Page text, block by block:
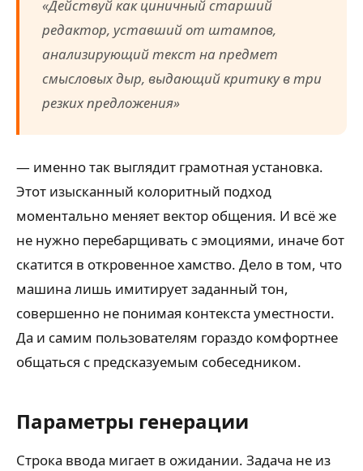
«Действуй как циничный старший
редактор, уставший от штампов,
анализирующий текст на предмет
смысловых дыр, выдающий критику в три
резких предложения»
— именно так выглядит грамотная установка.
Этот изысканный колоритный подход
моментально меняет вектор общения. И всё же
не нужно перебарщивать с эмоциями, иначе бот
скатится в откровенное хамство. Дело в том, что
машина лишь имитирует заданный тон,
совершенно не понимая контекста уместности.
Да и самим пользователям гораздо комфортнее
общаться с предсказуемым собеседником.
Параметры генерации
Строка ввода мигает в ожидании. Задача не из